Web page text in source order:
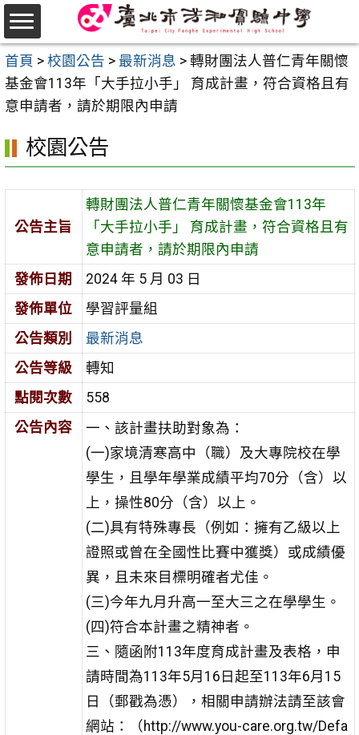
跳
至
主
要
內
首頁 > 校園公告 > 最新消息 > 轉財團法人普仁青年關懷
基金會113年「大手拉小手」 育成計畫，符合資格且有
意申請者，請於期限內申請
校園公告
公告主旨
轉財團法人普仁青年關懷基金會113年
「大手拉小手」 育成計畫，符合資格且有
意申請者，請於期限內申請
發佈日期
2024 年 5 月 03 日
發佈單位
學習評量組
公告類別
最新消息
公告等級
轉知
點閱次數
558
公告內容
一、該計畫扶助對象為：
(一)家境清寒高中（職）及大專院校在學
學生，且學年學業成績平均70分（含）以
上，操性80分（含）以上。
(二)具有特殊專長（例如：擁有乙級以上
證照或曾在全國性比賽中獲獎）或成績優
異，且未來目標明確者尤佳。
(三)今年九月升高一至大三之在學學生。
(四)符合本計畫之精神者。
三、隨函附113年度育成計畫及表格，申
請時間為113年5月16日起至113年6月15
日（郵戳為憑），相關申請辦法請至該會
網站：（http://www.you-care.org.tw/Defa
選
單